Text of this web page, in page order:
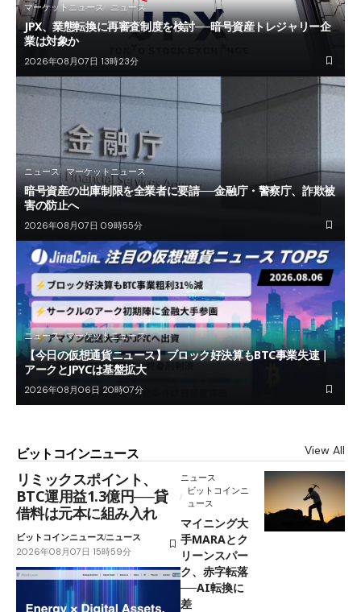
マーケットニュース ニュース
JPX、業態転換に再審査制度を検討──暗号資産トレジャリー企
業は対象か
2026年08月07日 13時23分
ニュース マーケットニュース
暗号資産の出庫制限を全業者に要請──金融庁・警察庁、詐欺被
害の防止へ
2026年08月07日 09時55分
ニュース マーケットニュース
【今日の仮想通貨ニュース】ブロック好決算もBTC事業失速｜
アークとJPYCは基盤拡大
2026年08月06日 20時07分
ビットコインニュース View All
リミックスポイント、
BTC運用益1.3億円──貸
借料は元本に組み入れ
ビットコインニュースニュース
2026年08月07日 15時59分
ニュース
ビットコインニ
ュース
マイニング大
手MARAとク
リーンスパー
ク、赤字転落
──AI転換に
差